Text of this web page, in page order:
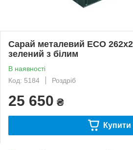
Сарай металевий ECO
зелений з білим
В наявності
Код: 5184
Роздріб
25 650 ₴
Купити